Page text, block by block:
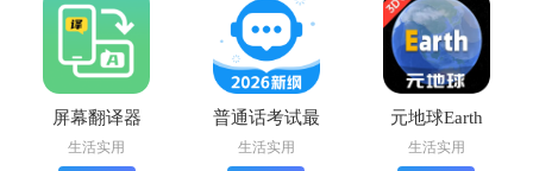
屏幕翻译器
app官方版
生活实用
普通话考试最
新版下载
生活实用
元地球Earth
最新版下载
生活实用